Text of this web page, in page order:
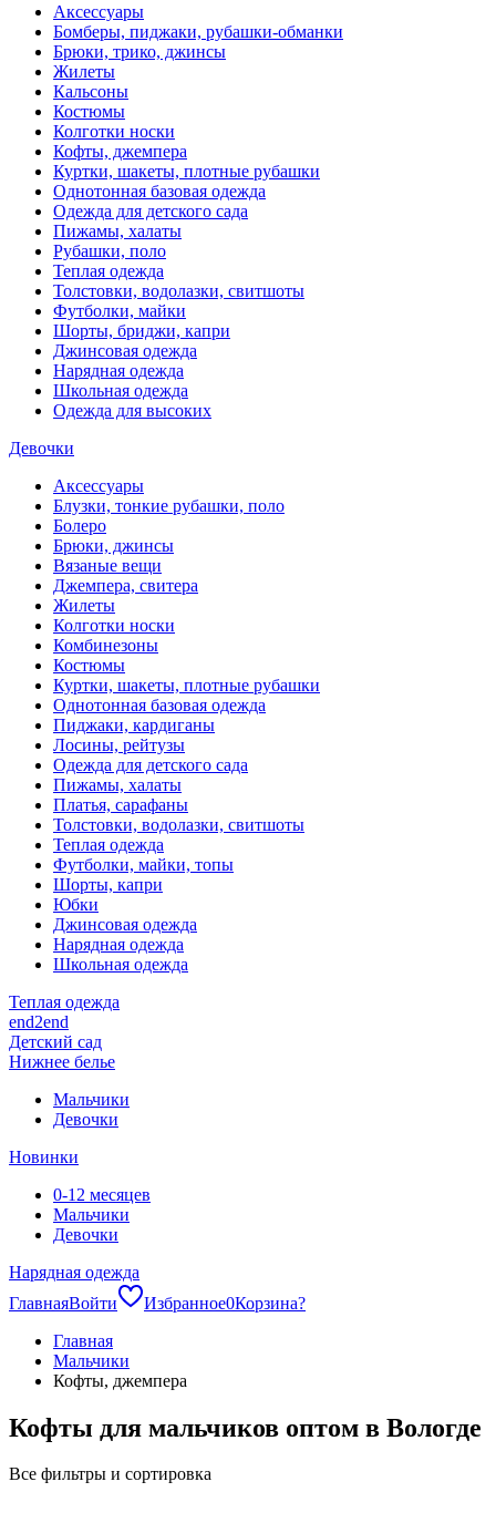
Аксессуары
Бомберы, пиджаки, рубашки-обманки
Брюки, трико, джинсы
Жилеты
Кальсоны
Костюмы
Колготки носки
Кофты, джемпера
Куртки, шакеты, плотные рубашки
Однотонная базовая одежда
Одежда для детского сада
Пижамы, халаты
Рубашки, поло
Теплая одежда
Толстовки, водолазки, свитшоты
Футболки, майки
Шорты, бриджи, капри
Джинсовая одежда
Нарядная одежда
Школьная одежда
Одежда для высоких
Девочки
Аксессуары
Блузки, тонкие рубашки, поло
Болеро
Брюки, джинсы
Вязаные вещи
Джемпера, свитера
Жилеты
Колготки носки
Комбинезоны
Костюмы
Куртки, шакеты, плотные рубашки
Однотонная базовая одежда
Пиджаки, кардиганы
Лосины, рейтузы
Одежда для детского сада
Пижамы, халаты
Платья, сарафаны
Толстовки, водолазки, свитшоты
Теплая одежда
Футболки, майки, топы
Шорты, капри
Юбки
Джинсовая одежда
Нарядная одежда
Школьная одежда
Теплая одежда
end2end
Детский сад
Нижнее белье
Мальчики
Девочки
Новинки
0-12 месяцев
Мальчики
Девочки
Нарядная одежда
ГлавнаяВойти Избранное0Корзина?
Главная
Мальчики
Кофты, джемпера
Кофты для мальчиков оптом в Вологде
Все фильтры и сортировка